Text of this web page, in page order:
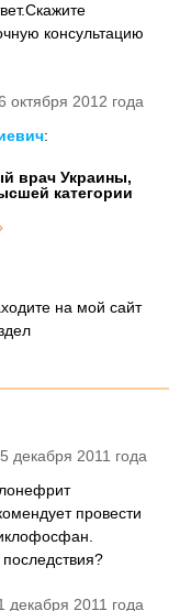
консультацию
октября 2012 года
:
врач Украины,
категории
на мой сайт
декабря 2011 года
провести
декабря 2011 года